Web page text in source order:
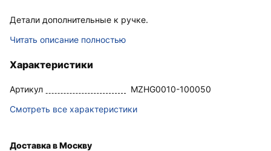
Детали дополнительные к ручке.
Читать описание полностью
Характеристики
Артикул
MZHG0010-100050
Смотреть все характеристики
Доставка в Москву